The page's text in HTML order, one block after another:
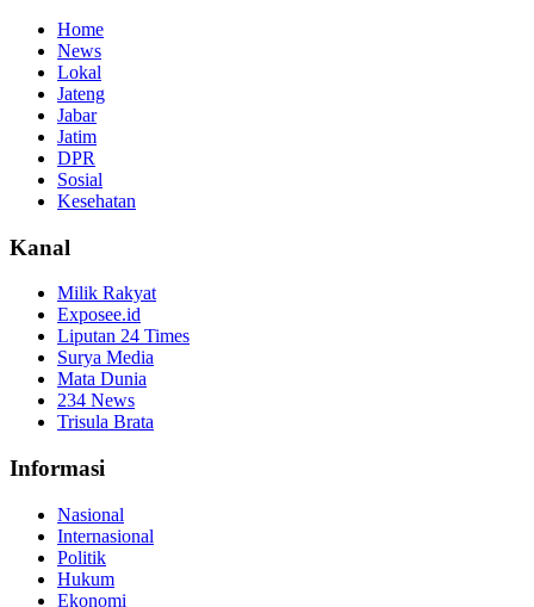
Home
News
Lokal
Jateng
Jabar
Jatim
DPR
Sosial
Kesehatan
Kanal
Milik Rakyat
Exposee.id
Liputan 24 Times
Surya Media
Mata Dunia
234 News
Trisula Brata
Informasi
Nasional
Internasional
Politik
Hukum
Ekonomi